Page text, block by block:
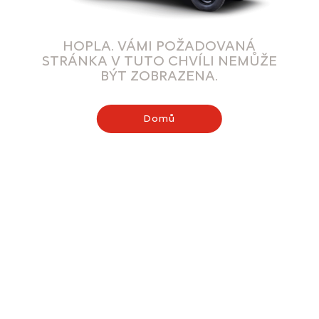
HOPLA. VÁMI POŽADOVANÁ
STRÁNKA V TUTO CHVÍLI NEMŮŽE
BÝT ZOBRAZENA.
Domů